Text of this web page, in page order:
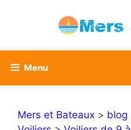
Menu
Mers et Bateaux > blog